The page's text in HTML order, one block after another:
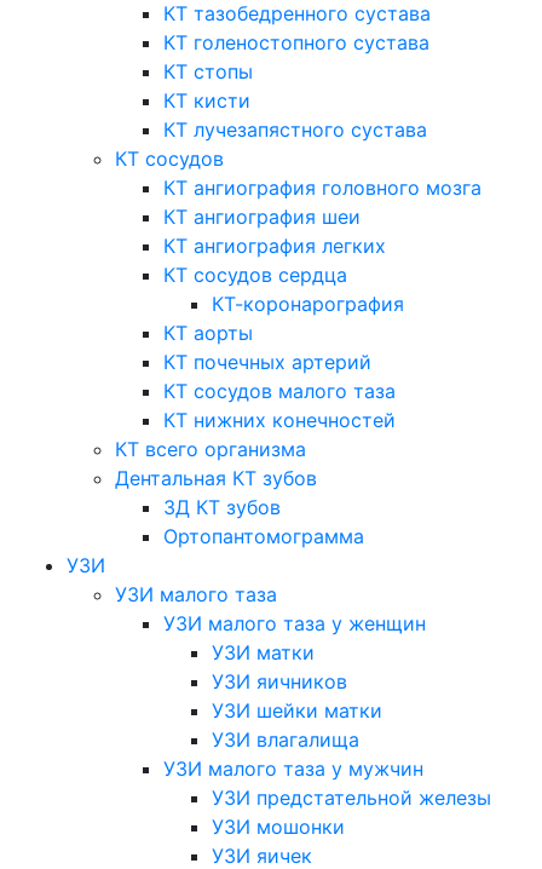
КТ тазобедренного сустава
КТ голеностопного сустава
КТ стопы
КТ кисти
КТ лучезапястного сустава
КТ сосудов
КТ ангиография головного мозга
КТ ангиография шеи
КТ ангиография легких
КТ сосудов сердца
КТ-коронарография
КТ аорты
КТ почечных артерий
КТ сосудов малого таза
КТ нижних конечностей
КТ всего организма
Дентальная КТ зубов
3Д КТ зубов
Ортопантомограмма
УЗИ
УЗИ малого таза
УЗИ малого таза у женщин
УЗИ матки
УЗИ яичников
УЗИ шейки матки
УЗИ влагалища
УЗИ малого таза у мужчин
УЗИ предстательной железы
УЗИ мошонки
УЗИ яичек